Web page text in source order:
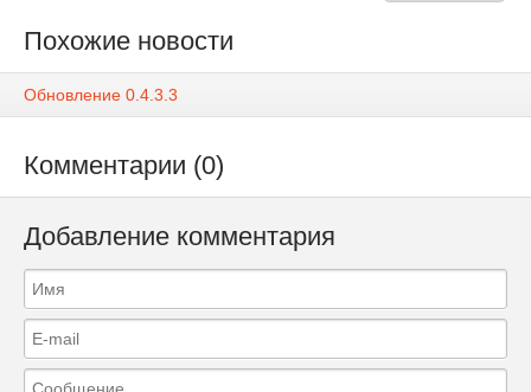
Похожие новости
Обновление 0.4.3.3
Комментарии (0)
Добавление комментария